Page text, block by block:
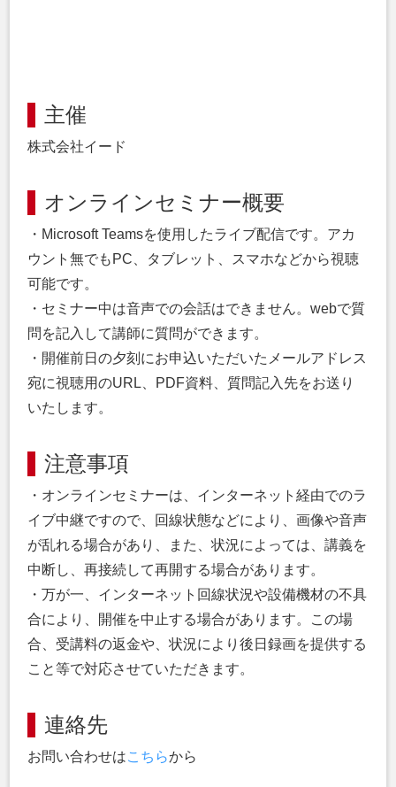
主催
株式会社イード
オンラインセミナー概要
・Microsoft Teamsを使用したライブ配信です。アカ
ウント無でもPC、タブレット、スマホなどから視聴
可能です。
・セミナー中は音声での会話はできません。webで質
問を記入して講師に質問ができます。
・開催前日の夕刻にお申込いただいたメールアドレス
宛に視聴用のURL、PDF資料、質問記入先をお送り
いたします。
注意事項
・オンラインセミナーは、インターネット経由でのラ
イブ中継ですので、回線状態などにより、画像や音声
が乱れる場合があり、また、状況によっては、講義を
中断し、再接続して再開する場合があります。
・万が一、インターネット回線状況や設備機材の不具
合により、開催を中止する場合があります。この場
合、受講料の返金や、状況により後日録画を提供する
こと等で対応させていただきます。
連絡先
お問い合わせはこちらから